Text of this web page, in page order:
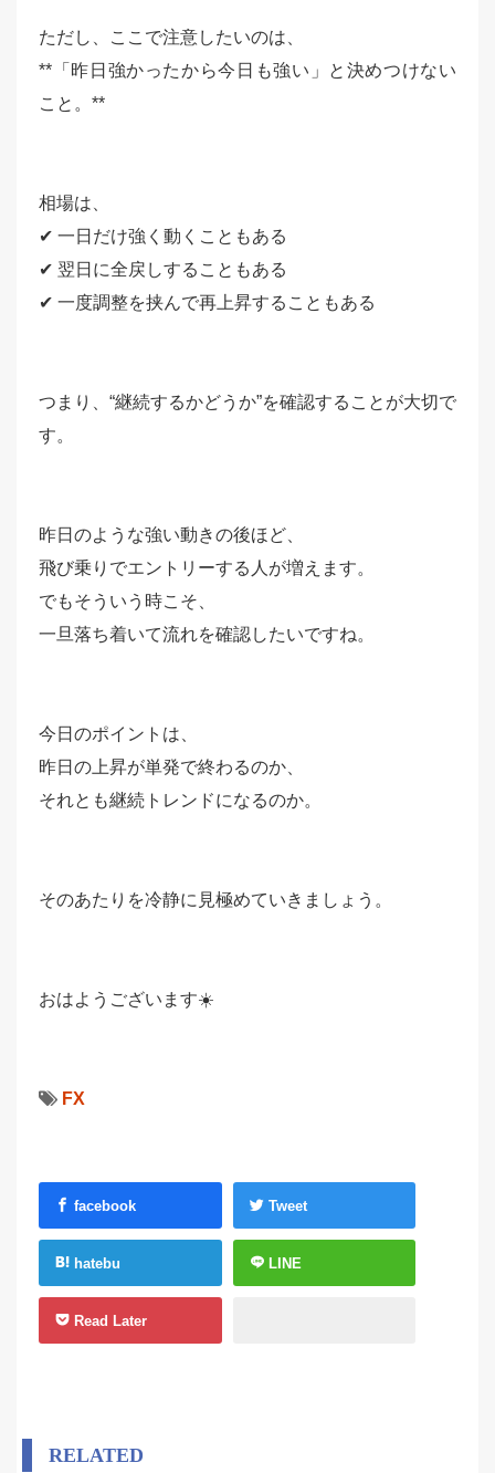
ただし、ここで注意したいのは、
**「昨日強かったから今日も強い」と決めつけない
こと。**
相場は、
✔ 一日だけ強く動くこともある
✔ 翌日に全戻しすることもある
✔ 一度調整を挟んで再上昇することもある
つまり、“継続するかどうか”を確認することが大切で
す。
昨日のような強い動きの後ほど、
飛び乗りでエントリーする人が増えます。
でもそういう時こそ、
一旦落ち着いて流れを確認したいですね。
今日のポイントは、
昨日の上昇が単発で終わるのか、
それとも継続トレンドになるのか。
そのあたりを冷静に見極めていきましょう。
おはようございます☀️
FX
facebook Tweet
hatebu LINE
Read Later
RELATED